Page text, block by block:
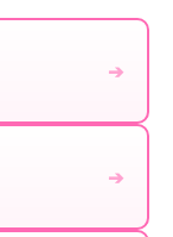
➔
➔